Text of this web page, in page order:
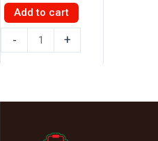
Add to cart
-
500g
+